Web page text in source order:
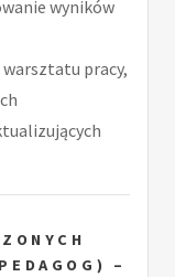
wyników
warsztatu pracy,
–